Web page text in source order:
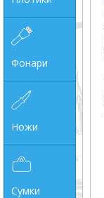
Фонари
Ножи
Сумки